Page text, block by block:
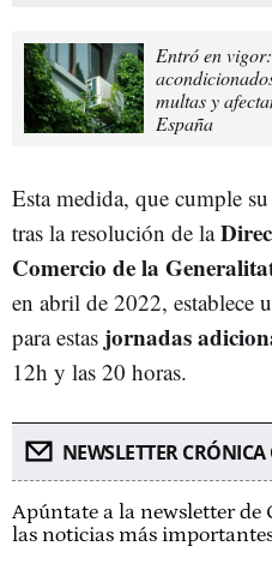
Entró en
multas y
España
Esta medida, que cumple
tras la resolución de la
Comercio de la
en abril de 2022, establece
para estas jornadas
12h y las 20 horas.
NEWSLETTER
Apúntate a la newsletter
las noticias más